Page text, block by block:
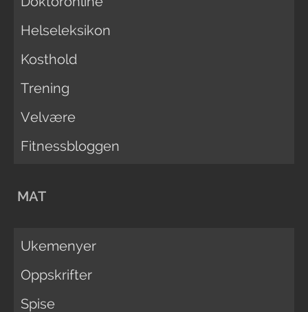
Helseleksikon
Kosthold
Trening
Velvære
Fitnessbloggen
MAT
Ukemenyer
Oppskrifter
Spise